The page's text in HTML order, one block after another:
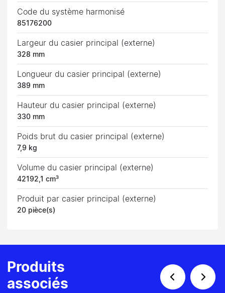
Code du système harmonisé
85176200
Largeur du casier principal (externe)
328 mm
Longueur du casier principal (externe)
389 mm
Hauteur du casier principal (externe)
330 mm
Poids brut du casier principal (externe)
7,9 kg
Volume du casier principal (externe)
42192,1 cm³
Produit par casier principal (externe)
20 pièce(s)
Produits
associés